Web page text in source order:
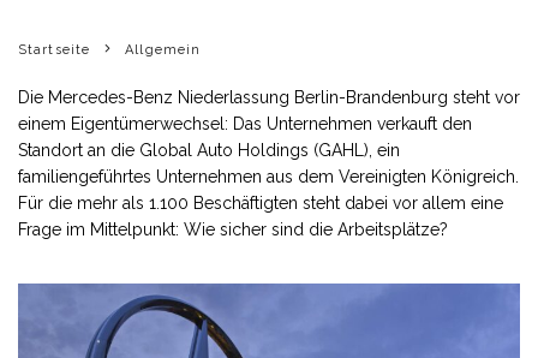
Startseite Allgemein
Die Mercedes-Benz Niederlassung Berlin-Brandenburg steht vor
einem Eigentümerwechsel: Das Unternehmen verkauft den
Standort an die Global Auto Holdings (GAHL), ein
familiengeführtes Unternehmen aus dem Vereinigten Königreich.
Für die mehr als 1.100 Beschäftigten steht dabei vor allem eine
Frage im Mittelpunkt: Wie sicher sind die Arbeitsplätze?